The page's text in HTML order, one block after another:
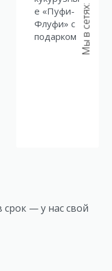
е «Пуфи-
Флуфи» с
подарком
— у нас свой
Мы в сетях: